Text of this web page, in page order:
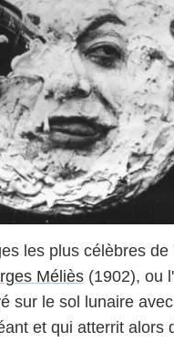
les plus célèbres
Méliès (1902), ou
sur le sol lunaire
et qui atterrit alors
FOX